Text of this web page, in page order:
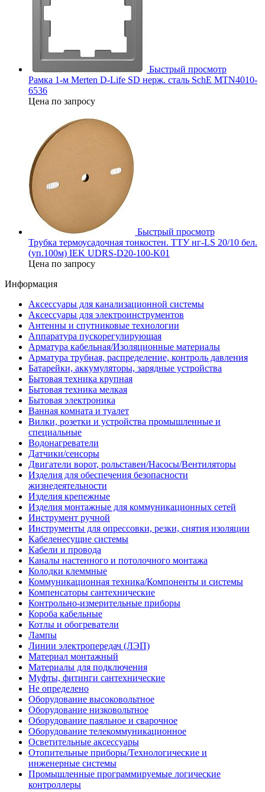
Быстрый просмотр
Рамка 1-м Merten D-Life SD нерж. сталь SchE MTN4010-
6536
Цена по запросу
Быстрый просмотр
Трубка термоусадочная тонкостен. ТТУ нг-LS 20/10 бел.
(уп.100м) IEK UDRS-D20-100-K01
Цена по запросу
Информация
Аксессуары для канализационной системы
Аксессуары для электроинструментов
Антенны и спутниковые технологии
Аппаратура пускорегулирующая
Арматура кабельная/Изоляционные материалы
Арматура трубная, распределение, контроль давления
Батарейки, аккумуляторы, зарядные устройства
Бытовая техника крупная
Бытовая техника мелкая
Бытовая электроника
Ванная комната и туалет
Вилки, розетки и устройства промышленные и
специальные
Водонагреватели
Датчики/сенсоры
Двигатели ворот, рольставен/Насосы/Вентиляторы
Изделия для обеспечения безопасности
жизнедеятельности
Изделия крепежные
Изделия монтажные для коммуникационных сетей
Инструмент ручной
Инструменты для опрессовки, резки, снятия изоляции
Кабеленесущие системы
Кабели и провода
Каналы настенного и потолочного монтажа
Колодки клеммные
Коммуникационная техника/Компоненты и системы
Компенсаторы сантехнические
Контрольно-измерительные приборы
Короба кабельные
Котлы и обогреватели
Лампы
Линии электропередач (ЛЭП)
Материал монтажный
Материалы для подключения
Муфты, фитинги сантехнические
Не определено
Оборудование высоковольтное
Оборудование низковольтное
Оборудование паяльное и сварочное
Оборудование телекоммуникационное
Осветительные аксессуары
Отопительные приборы/Технологические и
инженерные системы
Промышленные программируемые логические
контроллеры